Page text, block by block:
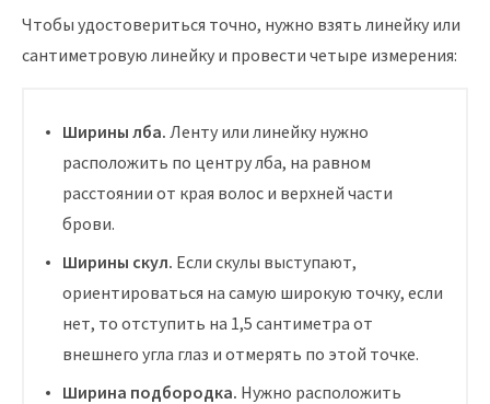
Чтобы удостовериться точно, нужно взять линейку или
сантиметровую линейку и провести четыре измерения:
Ширины лба. Ленту или линейку нужно
расположить по центру лба, на равном
расстоянии от края волос и верхней части
брови.
Ширины скул. Если скулы выступают,
ориентироваться на самую широкую точку, если
нет, то отступить на 1,5 сантиметра от
внешнего угла глаз и отмерять по этой точке.
Ширина подбородка. Нужно расположить